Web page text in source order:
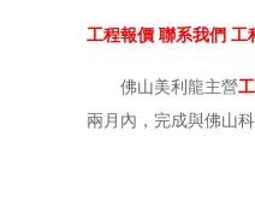
工程報價 聯系我們 工
佛山美利龍主營
兩月內，完成與佛山